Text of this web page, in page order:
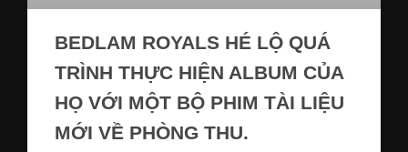
BEDLAM ROYALS HÉ LỘ QUÁ
TRÌNH THỰC HIỆN ALBUM CỦA
HỌ VỚI MỘT BỘ PHIM TÀI LIỆU
MỚI VỀ PHÒNG THU.